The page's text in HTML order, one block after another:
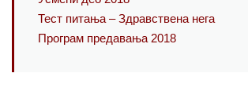
Тест питања – Здравствена нега
Програм предавања 2018